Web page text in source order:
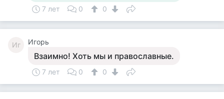
7 лет 0 0
Иг Игорь
Взаимно! Хоть мы и православные.
7 лет 0 0